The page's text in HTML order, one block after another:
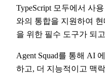
TypeScript 모두에서 사
와의 통합을 지원하여
을 위한 필수 도구가 되
Agent Squad를 통해 AI
하고, 더 지능적이고 맥